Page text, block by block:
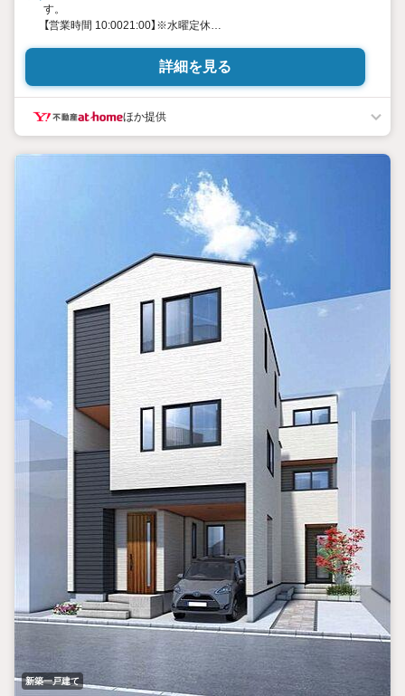
す。
【営業時間 10:0021:00】※水曜定休
現地を見学される場合は「室内・現地を見学する（無料）」ボタンよ
り
す。
◎現地のご案内について
・平日や夜遅い時間帯もご案内が可能 ※定休日を除く
・経験豊富なスタッフが物件詳細を丁寧にご説明いたします。
・車でご自宅や最寄り駅等、ご指定の場所まで送迎します。
・チャイルドシートのご用意ございます。
◎個別FP相談会 無料
物件のご紹介だけでなく住宅ローン・資金のご相談、
まずは家探しについて話を聞きたいという方も大歓迎です！
年間8000棟以上の限定物件を発表しているオープンハウスだから
出会える物件が多数ございます。
ぜひお気軽にご連絡・ご相談ください！
※限定物件:当社のみ、もしくは当社を含めた数社でのみご紹介可
能なオープンハウス・ディベロップメントの物件
詳細を見る
ほか提供
新築一戸建て